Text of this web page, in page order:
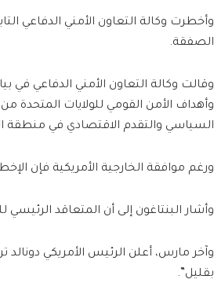
وأخطرت وكالة التعاون الأمني الدفاعي
الصفقة.
وقالت وكالة التعاون الأمني الدفاعي في
وأهداف الأمن القومي للولايات
السياسي والتقدم الاقتصادي في منطقة
ورغم موافقة الخارجية الأمريكية فإن
وأشار البنتاغون إلى أن المتعاقد
وآخر مارس، أعلن الرئيس الأمريكي
بقليل”.